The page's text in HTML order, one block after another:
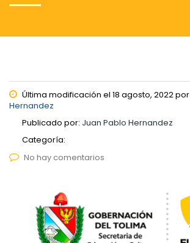
Última modificación el 18 agosto, 2022 por
Hernandez
Publicado por: Juan Pablo Hernandez
Categoría:
No hay comentarios